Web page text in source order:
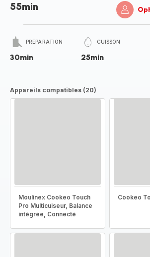
55min
PRÉPARATION
30min
CUISSON
25min
Appareils compatibles (20)
Moulinex Cookeo Touch
Pro Multicuiseur, Balance
intégrée, Connecté
Cookeo